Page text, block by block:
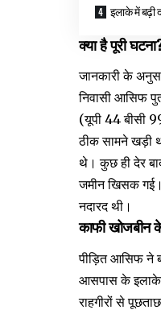
इलाके में बढ़ी
क्या है पूरी
जानकारी के
निवासी आसिफ
(यूपी 44 बीसी
ठीक सामने खड़ी
थे। कुछ ही देर
जमीन खिसक
नदारद थी।
काफी खोजबीन
पीड़ित आसिफ ने
आसपास के इलाके
राहगीरों से